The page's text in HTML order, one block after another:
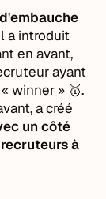
a introduit
en avant,
ayant
winner » 🥇.
a créé
un côté
à